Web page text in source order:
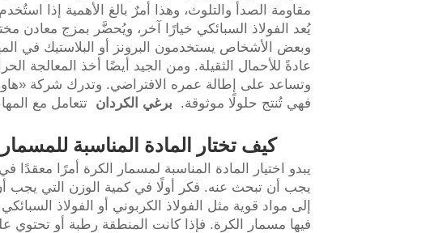
مقاومة الصدأ والتلوث، وهذا أمرٌ بالغ الأهمية إذا
يُعد الفولاذ السبائكي خيارًا آخر، ويُحضَّر بمزج معادن
وبعض الأشخاص يستخدمون البرونز أو البلاستيك في
عادةً للأحمال الثقيلة. ومن الجيد أيضًا أخذ المعالجة
وتساعد على إطالة عمره الافتراضي. وتدرك شركة
فهي تُنتج حلولًا موثوقة.
برغي الكردان تتعامل مع
كيف تختار المادة المناسبة
يبدو اختيار المادة المناسبة لمسمار الكرة أمرًا
يجب أن تبحث عنه. فكر أولًا في كمية الوزن التي يجب
إلى مواد قوية مثل الفولاذ الكربوني أو الفولاذ
فيها مسمار الكرة. فإذا كانت المنطقة رطبة أو تحتوي